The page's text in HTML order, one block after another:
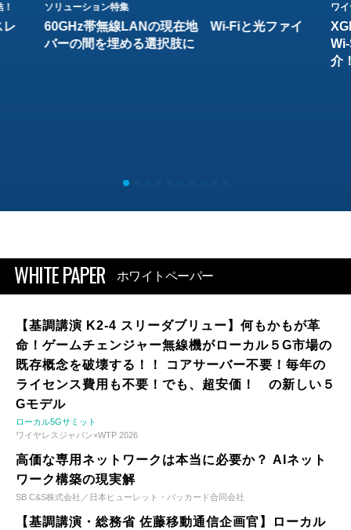
レ
ソリューション特集
60GHz帯無線LANの現在地 Wi-Fiと光ファイ
バーの間を埋める選択肢に
ワ
介
WHITE PAPER ホワイトペーパー
【基調講演 K2-4 スリーダブリュー】何もかもが革
命！ゲームチェンジャー無線機がローカル５G市場の
既存概念を破壊する！！ コアサーバー不要！毎年の
ライセンス費用も不要！でも、超安価！ の新しい５
Gモデル
ローカル5Gサミット
ワイヤレスジャパン×WTP 2026
高価な専用ネットワークは本当に必要か？ AIネット
ワーク構築の現実解
SB C&S株式会社／日本ヒューレット・パッカード合同会社
【基調講演・総務省 佐藤移動通信企画官】ローカル